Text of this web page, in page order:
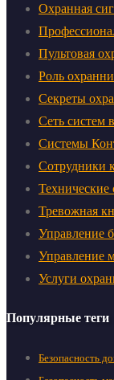
Охранная
Пультовая
Роль
Секреты
Сеть систем
Системы
Сотрудники
Технические
Тревожная
Управление
Управление
Услуги
Популярные теги
Безопасность